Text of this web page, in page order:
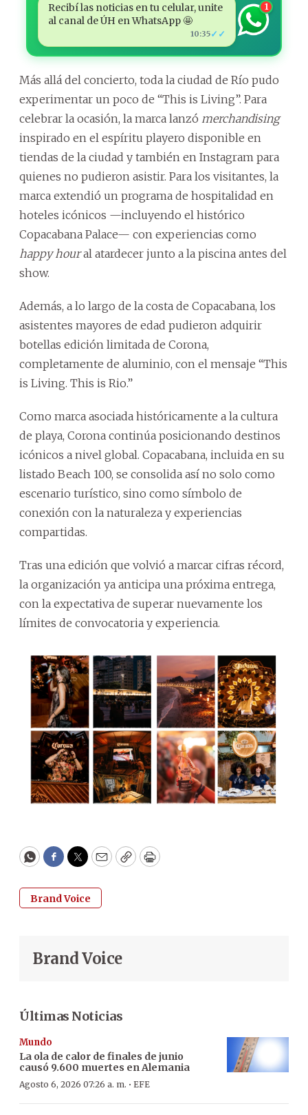
Recibí las noticias en tu celular, unite
al canal de ÚH en WhatsApp 🤩
10:35✓✓
1
Más allá del concierto, toda la ciudad de Río pudo
experimentar un poco de “This is Living”. Para
celebrar la ocasión, la marca lanzó merchandising
inspirado en el espíritu playero disponible en
tiendas de la ciudad y también en Instagram para
quienes no pudieron asistir. Para los visitantes, la
marca extendió un programa de hospitalidad en
hoteles icónicos —incluyendo el histórico
Copacabana Palace— con experiencias como
happy houral atardecer junto a la piscina antes del
show.
Además, a lo largo de la costa de Copacabana, los
asistentes mayores de edad pudieron adquirir
botellas edición limitada de Corona,
completamente de aluminio, con el mensaje “This
is Living. This is Rio.”
Como marca asociada históricamente a la cultura
de playa, Corona continúa posicionando destinos
icónicos a nivel global. Copacabana, incluida en su
listado Beach 100, se consolida así no solo como
escenario turístico, sino como símbolo de
conexión con la naturaleza y experiencias
compartidas.
Tras una edición que volvió a marcar cifras récord,
la organización ya anticipa una próxima entrega,
con la expectativa de superar nuevamente los
límites de convocatoria y experiencia.
WhatsApp
Facebook
Twitter
EmailCopyPrint
Brand Voice
Brand Voice
Últimas Noticias
Mundo
La ola de calor de finales de junio
causó 9.600 muertes en Alemania
Agosto 6, 2026 07:26 a. m. · EFE